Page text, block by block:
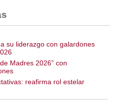
su liderazgo con galardones
Madres 2026” con
reafirma rol estelar